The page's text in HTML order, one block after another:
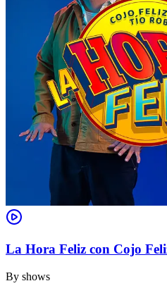
La Hora Feliz con Cojo
By shows